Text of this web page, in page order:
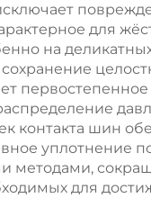
для
на
контакта шин
уплотнение
методами,
для